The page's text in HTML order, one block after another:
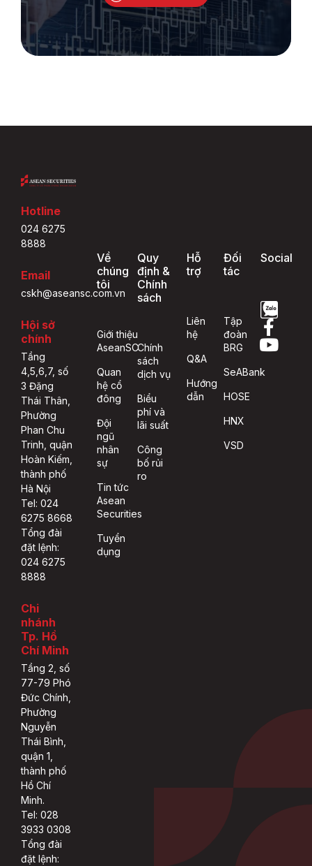
Hotline
024 6275
8888
Email
cskh@aseansc.com.vn
Hội sở
chính
Tầng
4,5,6,7, số
3 Đặng
Thái Thân,
Phường
Phan Chu
Trinh, quận
Hoàn Kiếm,
thành phố
Hà Nội
Tel: 024
6275 8668
Tổng đài
đặt lệnh:
024 6275
8888
Chi
nhánh
Tp. Hồ
Chí Minh
Tầng 2, số
77-79 Phó
Đức Chính,
Phường
Nguyễn
Thái Bình,
quận 1,
thành phố
Hồ Chí
Minh.
Tel: 028
3933 0308
Tổng đài
đặt lệnh:
Về
chúng
tôi
Giới thiệu
AseanSC
Quan
hệ cổ
đông
Đội
ngũ
nhân
sự
Tin tức
Asean
Securities
Tuyển
dụng
Quy
định &
Chính
sách
Chính
sách
dịch vụ
Biểu
phí và
lãi suất
Công
bố rủi
ro
Hỗ
trợ
Liên
hệ
Q&A
Hướng
dẫn
Đối
tác
Tập
đoàn
BRG
SeABank
HOSE
HNX
VSD
Social